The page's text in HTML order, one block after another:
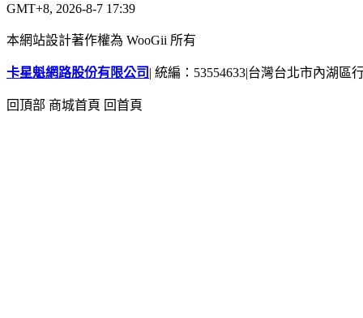
GMT+8, 2026-8-7 17:39
本網站設計著作權為 WooGii 所有
卡星魁網路股份有限公司 | 統編：53554633|台灣台北市內湖區
回頂部 商城首頁 回首頁